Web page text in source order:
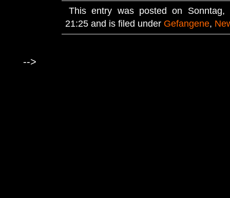
This entry was posted on
21:25 and is filed under Gefangene,
-->